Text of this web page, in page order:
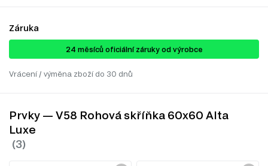
Záruka
24 ​​​​měsíců oficiální záruky od výrobce
Vrácení / výměna zboží do 30 dnů
Prvky — V58 Rohová skříňka 60x60 Alta
Luxe